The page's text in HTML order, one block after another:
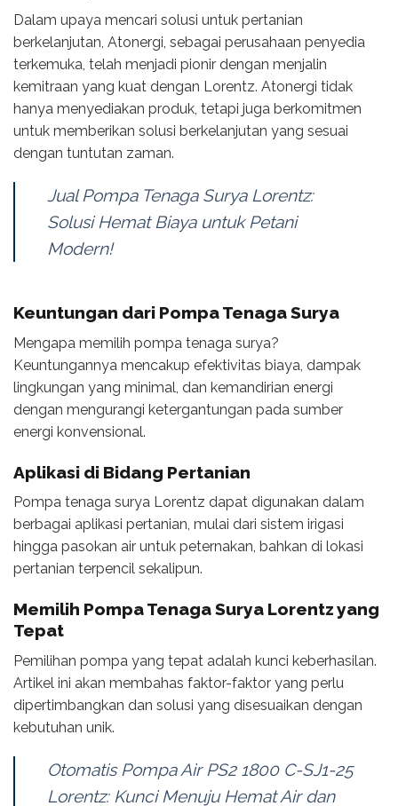
Dalam upaya mencari solusi untuk pertanian
berkelanjutan, Atonergi, sebagai perusahaan penyedia
terkemuka, telah menjadi pionir dengan menjalin
kemitraan yang kuat dengan Lorentz. Atonergi tidak
hanya menyediakan produk, tetapi juga berkomitmen
untuk memberikan solusi berkelanjutan yang sesuai
dengan tuntutan zaman.
Jual Pompa Tenaga Surya Lorentz:
Solusi Hemat Biaya untuk Petani
Modern!
Keuntungan dari Pompa Tenaga Surya
Mengapa memilih pompa tenaga surya?
Keuntungannya mencakup efektivitas biaya, dampak
lingkungan yang minimal, dan kemandirian energi
dengan mengurangi ketergantungan pada sumber
energi konvensional.
Aplikasi di Bidang Pertanian
Pompa tenaga surya Lorentz dapat digunakan dalam
berbagai aplikasi pertanian, mulai dari sistem irigasi
hingga pasokan air untuk peternakan, bahkan di lokasi
pertanian terpencil sekalipun.
Memilih Pompa Tenaga Surya Lorentz yang
Tepat
Pemilihan pompa yang tepat adalah kunci keberhasilan.
Artikel ini akan membahas faktor-faktor yang perlu
dipertimbangkan dan solusi yang disesuaikan dengan
kebutuhan unik.
Otomatis Pompa Air PS2 1800 C-SJ1-25
Lorentz: Kunci Menuju Hemat Air dan